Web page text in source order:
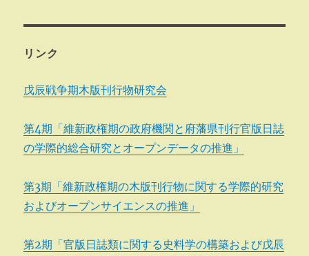
リンク
戊辰戦争期木版刊行物研究会
第4期「維新政権期の政府機関と府藩県刊行官版日誌
の学際的総合研究とオープンデータの推進」
第3期「維新政権期の木版刊行物に関する学際的研究
およびオープンサイエンスの推進」
第2期「官版日誌類に関する史料学の構築および戊辰